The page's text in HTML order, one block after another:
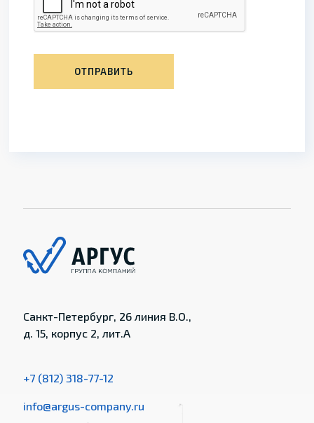
ОТПРАВИТЬ
Санкт-Петербург, 26 линия В.О.,
д. 15, корпус 2, лит.А
+7 (812) 318-77-12
info@argus-company.ru